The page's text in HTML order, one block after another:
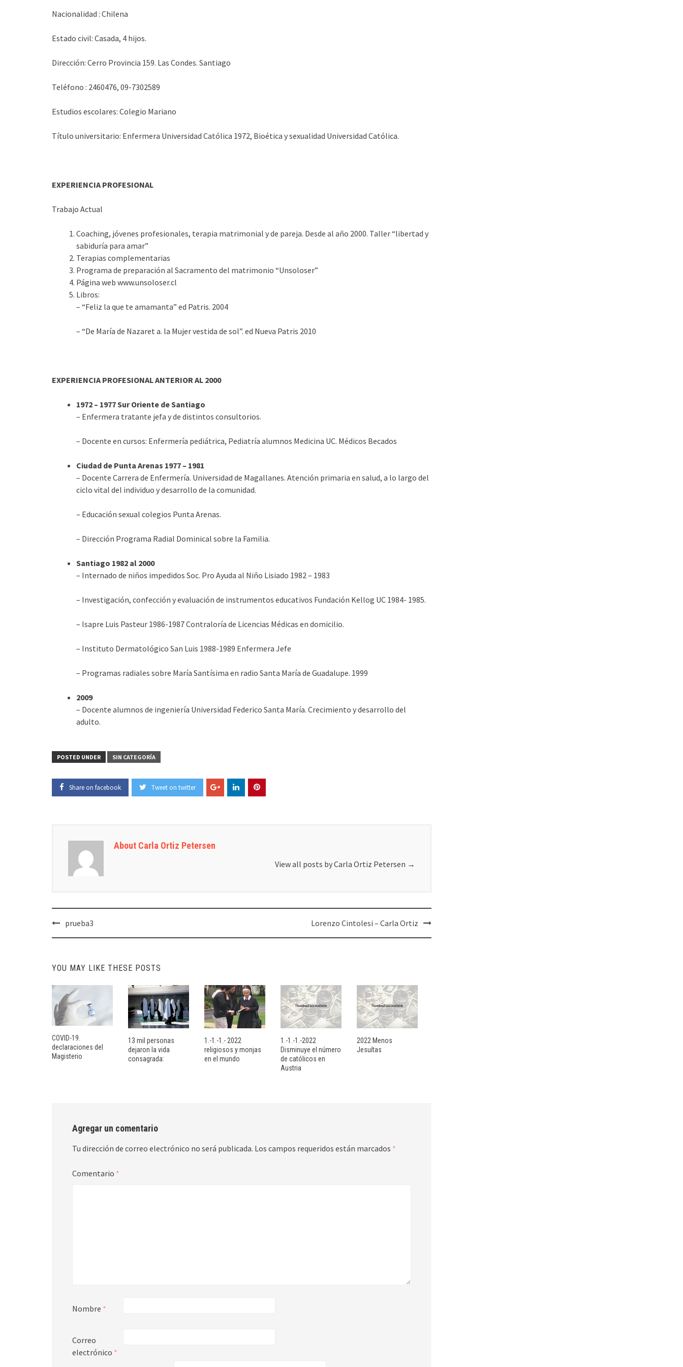
Nacionalidad : Chilena
Estado civil: Casada, 4 hijos.
Dirección: Cerro Provincia 159. Las Condes. Santiago
Teléfono : 2460476, 09-7302589
Estudios escolares: Colegio Mariano
Título universitario: Enfermera Universidad Católica 1972, Bioética y sexualidad Universidad Católica.
EXPERIENCIA PROFESIONAL
Trabajo Actual
Coaching, jóvenes profesionales, terapia matrimonial y de pareja. Desde al año 2000. Taller “libertad y
sabiduría para amar”
Terapias complementarias
Programa de preparación al Sacramento del matrimonio “Unsoloser”
Página web www.unsoloser.cl
Libros:
– “Feliz la que te amamanta” ed Patris. 2004
– “De María de Nazaret a. la Mujer vestida de sol”. ed Nueva Patris 2010
EXPERIENCIA PROFESIONAL ANTERIOR AL 2000
1972 – 1977 Sur Oriente de Santiago
– Enfermera tratante jefa y de distintos consultorios.
– Docente en cursos: Enfermería pediátrica, Pediatría alumnos Medicina UC. Médicos Becados
Ciudad de Punta Arenas 1977 – 1981
– Docente Carrera de Enfermería. Universidad de Magallanes. Atención primaria en salud, a lo largo del
ciclo vital del individuo y desarrollo de la comunidad.
– Educación sexual colegios Punta Arenas.
– Dirección Programa Radial Dominical sobre la Familia.
Santiago 1982 al 2000
– Internado de niños impedidos Soc. Pro Ayuda al Niño Lisiado 1982 – 1983
– Investigación, confección y evaluación de instrumentos educativos Fundación Kellog UC 1984- 1985.
– Isapre Luis Pasteur 1986-1987 Contraloría de Licencias Médicas en domicilio.
– Instituto Dermatológico San Luis 1988-1989 Enfermera Jefe
– Programas radiales sobre María Santísima en radio Santa María de Guadalupe. 1999
2009
– Docente alumnos de ingeniería Universidad Federico Santa María. Crecimiento y desarrollo del
adulto.
POSTED UNDER SIN CATEGORÍA
Share on facebook Tweet on twitter
About Carla Ortiz Petersen
View all posts by Carla Ortiz Petersen →
Post
navigation
prueba3 Lorenzo Cintolesi – Carla Ortiz
YOU MAY LIKE THESE POSTS
COVID-19.
declaraciones del
Magisterio
13 mil personas
dejaron la vida
consagrada:
1.-1.-1.- 2022
religiosos y monjas
en el mundo
1.-1.-1.-2022
Disminuye el número
de católicos en
Austria
2022 Menos
Jesuítas
Agregar un comentario
Tu dirección de correo electrónico no será publicada. Los campos requeridos están marcados *
Comentario *
Nombre *
Correo
electrónico *